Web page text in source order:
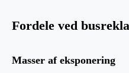
Fordele ved
Masser af eksponering